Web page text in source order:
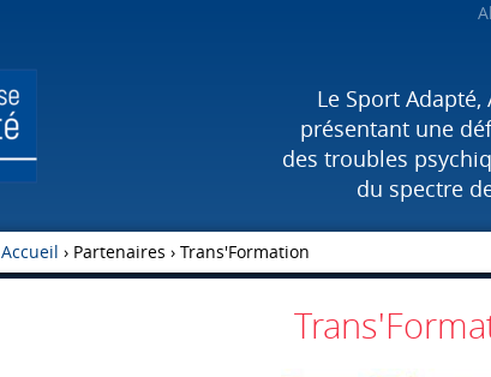
Le Sport Adapté,
présentant une
des troubles
du spectre
Accueil › Partenaires ›Trans'Formation